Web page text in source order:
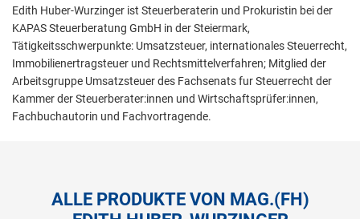
Edith Huber-Wurzinger ist Steuerberaterin und Prokuristin bei der
KAPAS Steuerberatung GmbH in der Steiermark,
Tätigkeitsschwerpunkte: Umsatzsteuer, internationales Steuerrecht,
Immobilienertragsteuer und Rechtsmittelverfahren; Mitglied der
Arbeitsgruppe Umsatzsteuer des Fachsenats fur Steuerrecht der
Kammer der Steuerberater:innen und Wirtschaftsprüfer:innen,
Fachbuchautorin und Fachvortragende.
ALLE PRODUKTE VON MAG.(FH)